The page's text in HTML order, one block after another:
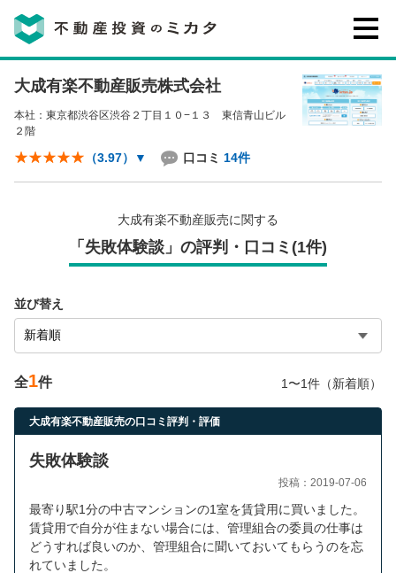
不動産投資のミカタとは
お客様の声
ご質問・ご予約 電話する
大成有楽不動産販売株式会社
本社：東京都渋谷区渋谷２丁目１０−１３ 東信青山ビル
２階
（3.97） ▼ 口コミ 14件
大成有楽不動産販売に関する
「失敗体験談」の評判・口コミ(1件)
並び替え
全1件 1〜1件（新着順）
大成有楽不動産販売の口コミ評判・評価
失敗体験談
投稿：2019-07-06
最寄り駅1分の中古マンションの1室を賃貸用に買いました。
賃貸用で自分が住まない場合には、管理組合の委員の仕事は
どうすれば良いのか、管理組合に聞いておいてもらうのを忘
れていました。